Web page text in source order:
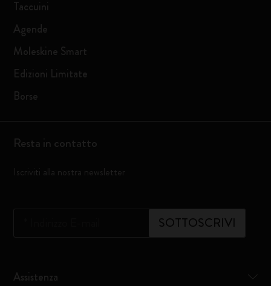
Taccuini
Agende
Moleskine Smart
Edizioni Limitate
Borse
Resta in contatto
Iscriviti alla nostra newsletter
SOTTOSCRIVI
Assistenza